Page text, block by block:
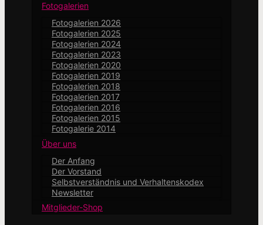
Fotogalerien
Fotogalerien 2026
Fotogalerien 2025
Fotogalerien 2024
Fotogalerien 2023
Fotogalerien 2020
Fotogalerien 2019
Fotogalerien 2018
Fotogalerien 2017
Fotogalerien 2016
Fotogalerien 2015
Fotogalerie 2014
Über uns
Der Anfang
Der Vorstand
Selbstverständnis und Verhaltenskodex
Newsletter
Mitglieder-Shop